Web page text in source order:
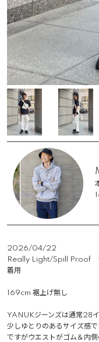
2026/04/22
Really Light/Spill Proof　
着用
169cm 裾上げ無し
YANUKジーンズは通常28
少しゆとりのあるサイズ感で
ですがウエストがゴム＆内